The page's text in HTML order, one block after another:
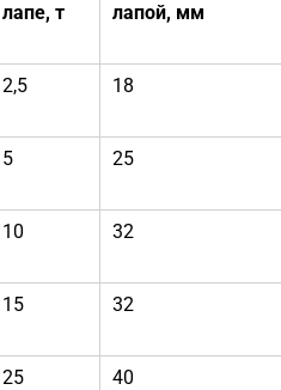
лапе, т
лапой, мм
2,5 18
5 25
10 32
15 32
25 40